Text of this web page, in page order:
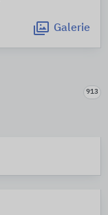
Galerie
913